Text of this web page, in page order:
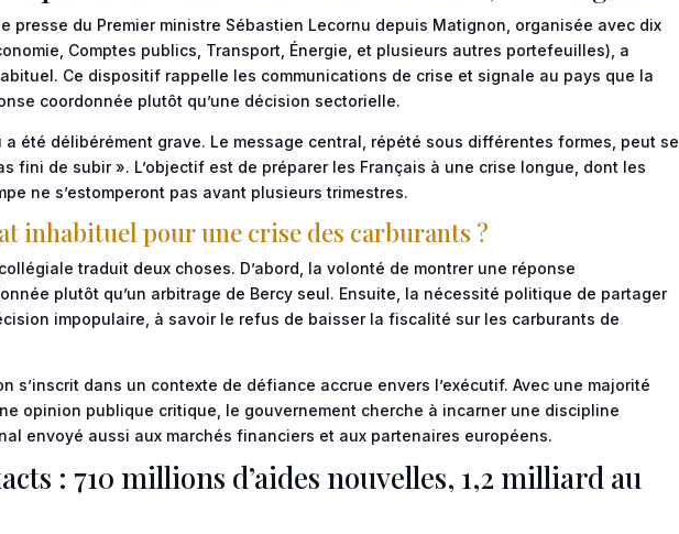
presse du Premier ministre Sébastien Lecornu depuis Matignon, organisée avec dix
Comptes publics, Transport, Énergie, et plusieurs autres portefeuilles), a
Ce dispositif rappelle les communications de crise et signale au pays que la
coordonnée plutôt qu’une décision sectorielle.
a été délibérément grave. Le message central, répété sous différentes formes, peut se
fini de subir ». L’objectif est de préparer les Français à une crise longue, dont les
ne s’estomperont pas avant plusieurs trimestres.
inhabituel pour une crise des carburants ?
traduit deux choses. D’abord, la volonté de montrer une réponse
plutôt qu’un arbitrage de Bercy seul. Ensuite, la nécessité politique de partager
impopulaire, à savoir le refus de baisser la fiscalité sur les carburants de
s’inscrit dans un contexte de défiance accrue envers l’exécutif. Avec une majorité
opinion publique critique, le gouvernement cherche à incarner une discipline
envoyé aussi aux marchés financiers et aux partenaires européens.
: 710 millions d’aides nouvelles, 1,2 milliard au